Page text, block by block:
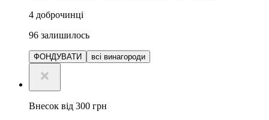
4 доброчинці
96 залишилось
ФОНДУВАТИ всі винагороди
Внесок від 300 грн